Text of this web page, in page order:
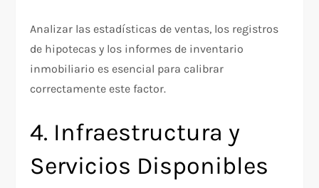
Analizar las estadísticas de ventas, los registros
de hipotecas y los informes de inventario
inmobiliario es esencial para calibrar
correctamente este factor.
4. Infraestructura y
Servicios Disponibles